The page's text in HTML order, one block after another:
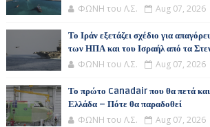
ΦΩΝΗ του Λ.Σ. Aug 07, 2026
Το Ιράν εξετάζει σχέδιο για
των ΗΠΑ και του Ισραήλ από τα
ΦΩΝΗ του Λ.Σ. Aug 07, 2026
Το πρώτο Canadair που θα πετά και
Ελλάδα – Πότε θα παραδοθεί
ΦΩΝΗ του Λ.Σ. Aug 07, 2026